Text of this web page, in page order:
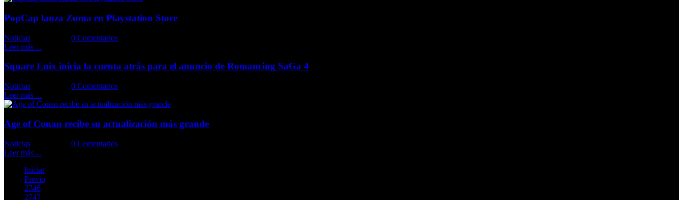
PopCap lanza Zuma en Playstation Store
Noticias
0 Comentarios
Leer más ...
Square Enix inicia la cuenta atrás para el anuncio de Romancing SaGa 4
Noticias
0 Comentarios
Leer más ...
Age of Conan recibe su actualización más grande
Noticias
0 Comentarios
Leer más ...
Iniciar
Previo
2746
2747